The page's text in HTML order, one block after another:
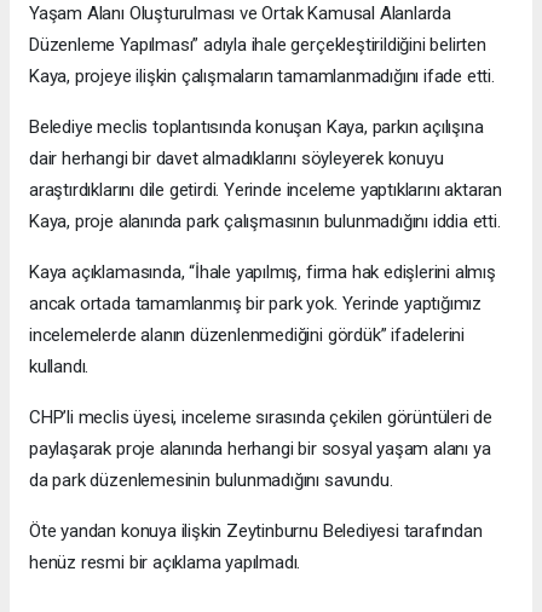
Yaşam Alanı Oluşturulması ve Ortak Kamusal Alanlarda
Düzenleme Yapılması” adıyla ihale gerçekleştirildiğini belirten
Kaya, projeye ilişkin çalışmaların tamamlanmadığını ifade etti.
Belediye meclis toplantısında konuşan Kaya, parkın açılışına
dair herhangi bir davet almadıklarını söyleyerek konuyu
araştırdıklarını dile getirdi. Yerinde inceleme yaptıklarını aktaran
Kaya, proje alanında park çalışmasının bulunmadığını iddia etti.
Kaya açıklamasında, “İhale yapılmış, firma hak edişlerini almış
ancak ortada tamamlanmış bir park yok. Yerinde yaptığımız
incelemelerde alanın düzenlenmediğini gördük” ifadelerini
kullandı.
CHP’li meclis üyesi, inceleme sırasında çekilen görüntüleri de
paylaşarak proje alanında herhangi bir sosyal yaşam alanı ya
da park düzenlemesinin bulunmadığını savundu.
Öte yandan konuya ilişkin Zeytinburnu Belediyesi tarafından
henüz resmi bir açıklama yapılmadı.